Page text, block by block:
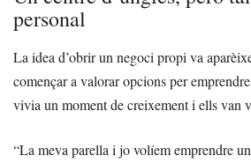
personal
La idea d’obrir un negoci propi va
començar a valorar opcions per
vivia un moment de creixement i ells van
“La meva parella i jo volíem emprendre